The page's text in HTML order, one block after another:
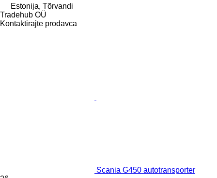
Estonija, Tõrvandi
Tradehub OÜ
Kontaktirajte prodavca
Scania G450 autotransporter